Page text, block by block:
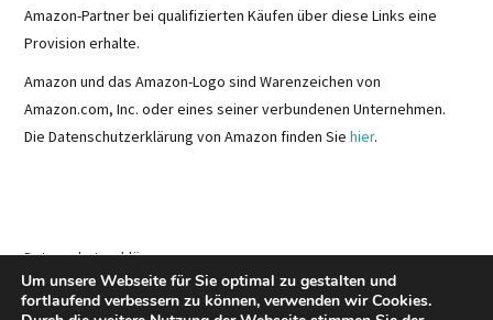
Amazon-Partner bei qualifizierten Käufen über diese Links eine
Provision erhalte.
Amazon und das Amazon-Logo sind Warenzeichen von
Amazon.com, Inc. oder eines seiner verbundenen Unternehmen.
Die Datenschutzerklärung von Amazon finden Siehier.
Datenschutzerklärung
Kooperation
Um unsere Webseite für Sie optimal zu gestalten und
fortlaufend verbessern zu können, verwenden wir Cookies.